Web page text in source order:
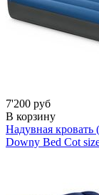
7'200 руб
В корзину
Надувная кровать
Downy Bed Cot